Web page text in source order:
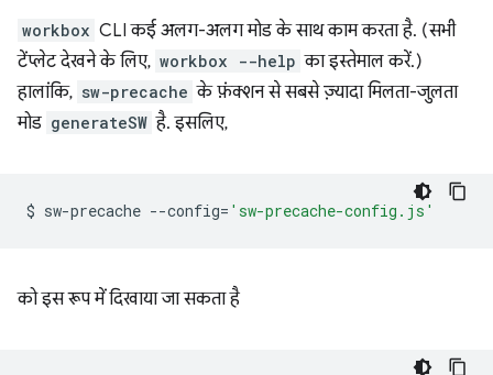
workbox CLI कई अलग-अलग मोड के साथ काम करता है. (सभी
टेंप्लेट देखने के लिए, workbox --help का इस्तेमाल करें.)
हालांकि, sw-precache के फ़ंक्शन से सबसे ज़्यादा मिलता-जुलता
मोड generateSW है. इसलिए,
$ sw-precache --config= 'sw-precache-config.js'
को इस रूप में दिखाया जा सकता है